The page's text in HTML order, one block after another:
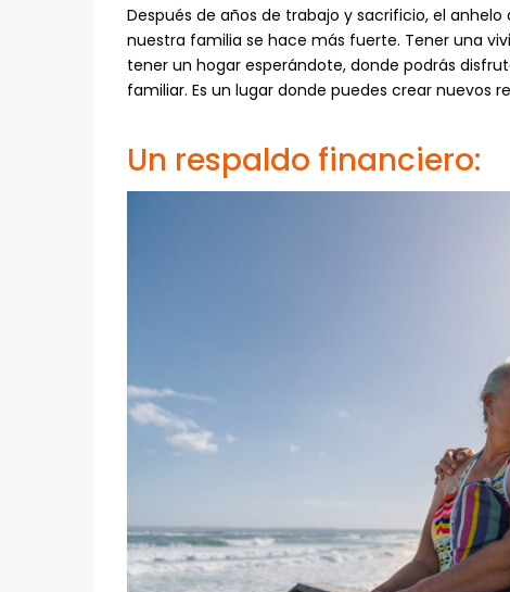
Después de años de trabajo y sacrificio, el
nuestra familia se hace más fuerte. Tener una
tener un hogar esperándote, donde podrás
familiar. Es un lugar donde puedes crear nuevos
Un respaldo financiero: